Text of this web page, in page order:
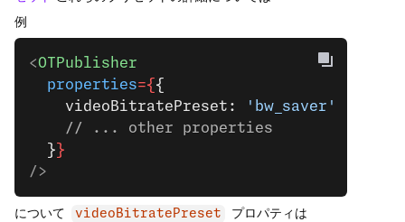
例
<OTPublisher
  properties
={ {
    videoBitratePreset:
'bw_saver'
    // ... other properties
  }
}
/>
について videoBitratePreset プロパティは